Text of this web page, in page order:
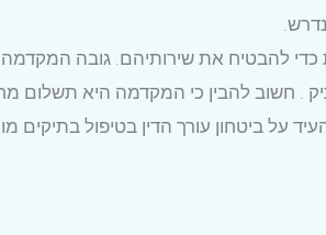
להבטיח את שירותיהם. גובה המקדמה
. חשוב להבין כי המקדמה היא תשלום
על ביטחון עורך הדין בטיפול בתיקים